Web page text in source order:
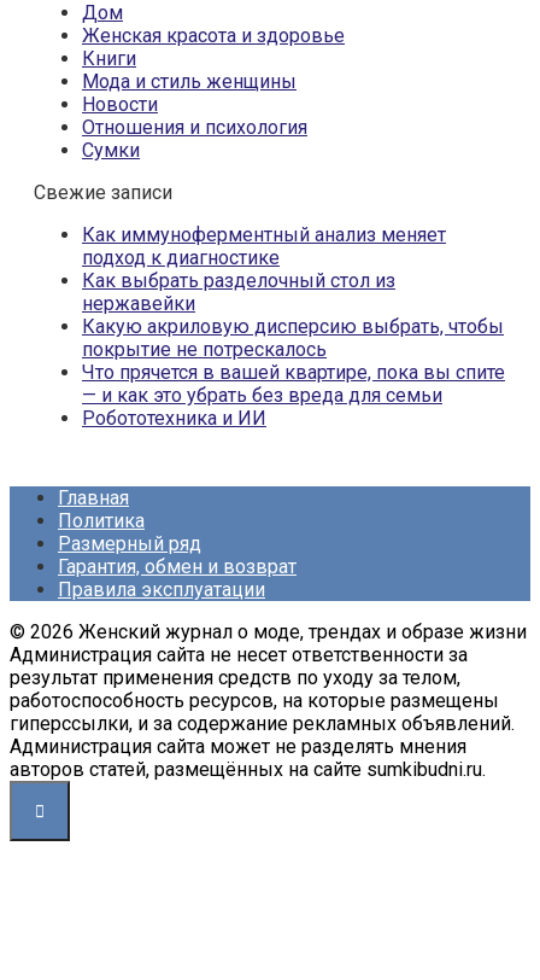
Дом
Женская красота и здоровье
Книги
Мода и стиль женщины
Новости
Отношения и психология
Сумки
Свежие записи
Как иммуноферментный анализ меняет
подход к диагностике
Как выбрать разделочный стол из
нержавейки
Какую акриловую дисперсию выбрать, чтобы
покрытие не потрескалось
Что прячется в вашей квартире, пока вы спите
— и как это убрать без вреда для семьи
Робототехника и ИИ
Главная
Политика
Размерный ряд
Гарантия, обмен и возврат
Правила эксплуатации
© 2026 Женский журнал о моде, трендах и образе жизни
Администрация сайта не несет ответственности за
результат применения средств по уходу за телом,
работоспособность ресурсов, на которые размещены
гиперссылки, и за содержание рекламных объявлений.
Администрация сайта может не разделять мнения
авторов статей, размещённых на сайте sumkibudni.ru.